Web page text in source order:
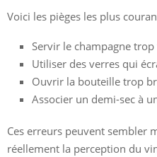
Voici les pièges les plus
Servir le champagne
Utiliser des verres qui
Ouvrir la bouteille trop
Associer un demi-sec à
Ces erreurs peuvent sembler
réellement la perception du